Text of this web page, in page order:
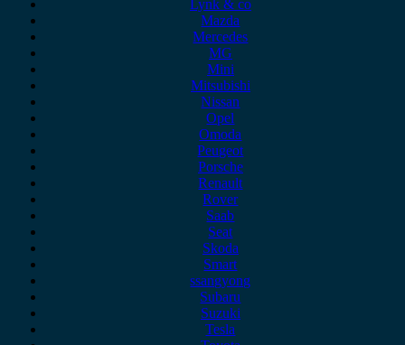
Lynk & co
Mazda
Mercedes
MG
Mini
Mitsubishi
Nissan
Opel
Omoda
Peugeot
Porsche
Renault
Rover
Saab
Seat
Skoda
Smart
ssangyong
Subaru
Suzuki
Tesla